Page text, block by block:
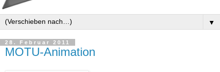
▼
28. Februar 2011
MOTU-Animation